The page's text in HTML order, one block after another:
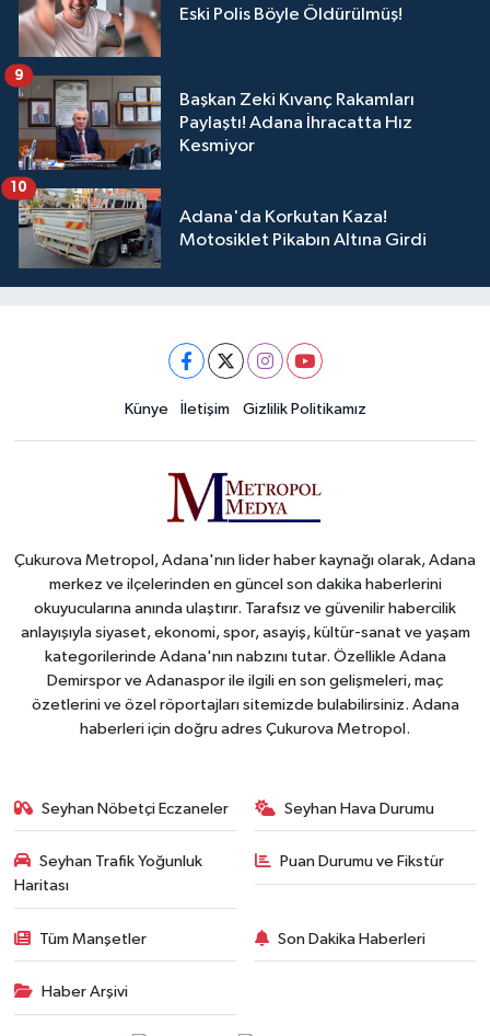
Eski Polis Böyle Öldürülmüş!
Başkan Zeki Kıvanç Rakamları
Paylaştı! Adana İhracatta Hız
Kesmiyor
9
Adana'da Korkutan Kaza!
Motosiklet Pikabın Altına Girdi
10
Künye İletişim Gizlilik Politikamız
Çukurova Metropol, Adana'nın lider haber kaynağı olarak, Adana
merkez ve ilçelerinden en güncel son dakika haberlerini
okuyucularına anında ulaştırır. Tarafsız ve güvenilir habercilik
anlayışıyla siyaset, ekonomi, spor, asayiş, kültür-sanat ve yaşam
kategorilerinde Adana'nın nabzını tutar. Özellikle Adana
Demirspor ve Adanaspor ile ilgili en son gelişmeleri, maç
özetlerini ve özel röportajları sitemizde bulabilirsiniz. Adana
haberleri için doğru adres Çukurova Metropol.
Seyhan Nöbetçi Eczaneler Seyhan Hava Durumu
Seyhan Trafik Yoğunluk
Haritası
Puan Durumu ve Fikstür
Tüm Manşetler Son Dakika Haberleri
Haber Arşivi